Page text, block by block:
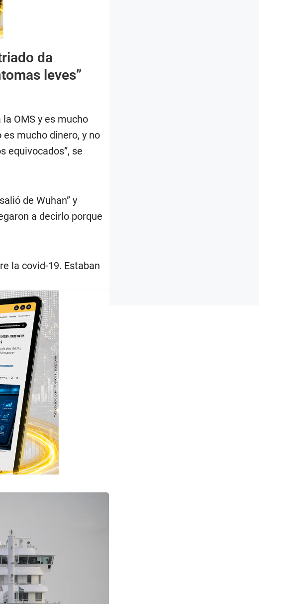
da
leves”
OMS y es mucho
mucho dinero, y no
equivocados”, se
de Wuhan” y
a decirlo porque
la covid-19. Estaban